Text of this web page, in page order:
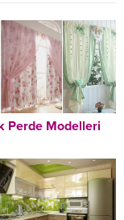
Perde Modelleri